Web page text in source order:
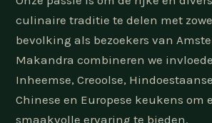
culinaire traditie te delen met
bevolking als bezoekers van
Makandra combineren we
Inheemse, Creoolse,
Chinese en Europese keukens om
smaakvolle ervaring te bieden.